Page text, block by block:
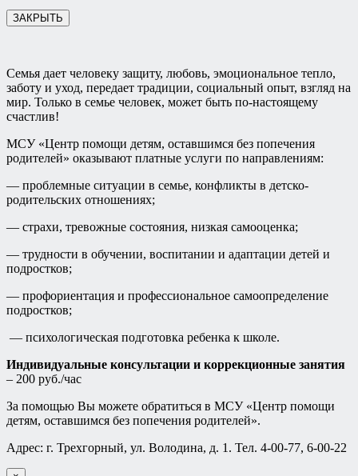
ЗАКРЫТЬ
Семья дает человеку защиту, любовь, эмоциональное тепло,
заботу и уход, передает традиции, социальный опыт, взгляд на
мир. Только в семье человек, может быть по-настоящему
счастлив!
МСУ «Центр помощи детям, оставшимся без попечения
родителей» оказывают платные услуги по направлениям:
— проблемные ситуации в семье, конфликты в детско-
родительских отношениях;
— страхи, тревожные состояния, низкая самооценка;
— трудности в обучении, воспитании и адаптации детей и
подростков;
— профориентация и профессиональное самоопределение
подростков;
— психологическая подготовка ребенка к школе.
Индивидуальные консультации и коррекционные занятия
– 200 руб./час
За помощью Вы можете обратиться в МСУ «Центр помощи
детям, оставшимся без попечения родителей».
Адрес: г. Трехгорный, ул. Володина, д. 1. Тел. 4-00-77, 6-00-22